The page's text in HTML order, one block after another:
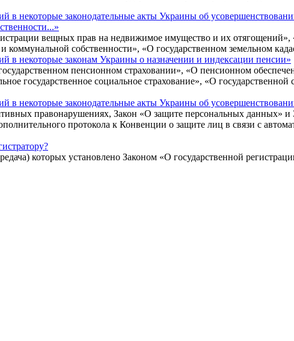
некоторые законодательные акты Украины об
вещных прав на недвижимое имущество и их
собственности», «О государственном земельном
в некоторые законам Украины о назначении и индексации пенсии»
пенсионном страховании», «О пенсионном
государственное социальное страхование», «О
в некоторые законодательные акты Украины об
правонарушениях, Закон «О защите персональных данных»
протокола к Конвенции о защите лиц в связи с
которых установлено Законом «О государственной